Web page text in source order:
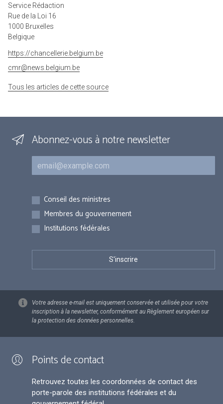
Service Rédaction
Rue de la Loi 16
1000 Bruxelles
Belgique
https://chancellerie.belgium.be
cmr@news.belgium.be
Tous les articles de cette source
Abonnez-vous à notre newsletter
Courriel
Inscriptions
Conseil des ministres
Membres du gouvernement
Institutions fédérales
Votre adresse e-mail est uniquement conservée et utilisée pour votre
inscription à la newsletter, conformément au Règlement européen sur
la protection des données personnelles.
Points de contact
Retrouvez toutes les coordonnées de contact des
porte-parole des institutions fédérales et du